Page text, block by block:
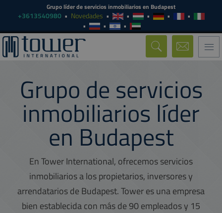
Grupo líder de servicios inmobiliarios en Budapest
+3613540980 Novedades
Grupo de servicios
inmobiliarios líder
en Budapest
En Tower International, ofrecemos servicios
inmobiliarios a los propietarios, inversores y
arrendatarios de Budapest. Tower es una empresa
bien establecida con más de 90 empleados y 15